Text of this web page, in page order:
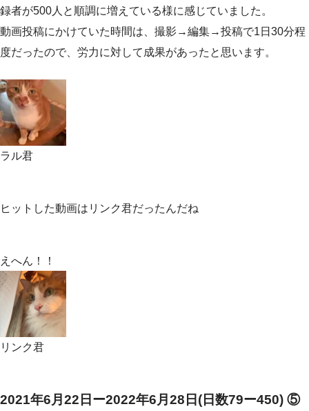
録者が500人と順調に増えている様に感じていました。
動画投稿にかけていた時間は、撮影→編集→投稿で1日30分程
度だったので、労力に対して成果があったと思います。
ラル君
ヒットした動画はリンク君だったんだね
えへん！！
リンク君
2021年6月22日ー2022年6月28日(日数79ー450) ⑤